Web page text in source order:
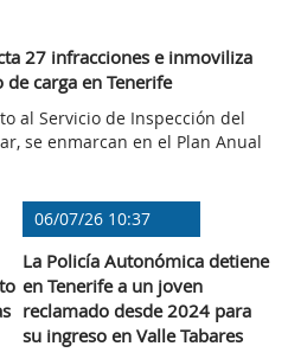
27 infracciones e inmoviliza
carga en Tenerife
al Servicio de Inspección del
se enmarcan en el Plan Anual
06/07/26 10:37
La Policía Autonómica detiene
en Tenerife a un joven
reclamado desde 2024 para
su ingreso en Valle Tabares